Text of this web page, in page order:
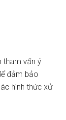
tham vấn ý
đảm bảo
hình thức xử